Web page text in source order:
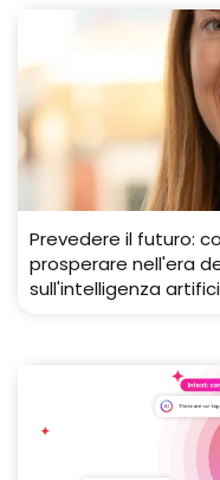
Prevedere il futuro:
prosperare nell'era
sull'intelligenza